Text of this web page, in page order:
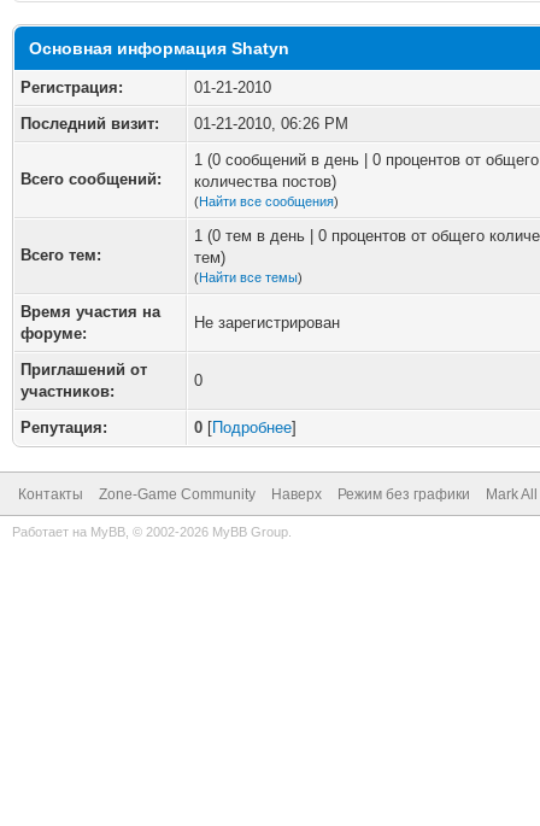
Основная информация Shatyn
Регистрация:
01-21-2010
Последний визит:
01-21-2010, 06:26 PM
Всего сообщений:
1 (0 сообщений в день | 0 процентов от общего
количества постов)
(Найти все сообщения)
Всего тем:
1 (0 тем в день | 0 процентов от общего
тем)
(Найти все темы)
Время участия на
форуме:
Не зарегистрирован
Приглашений от
участников:
0
Репутация: 0 [Подробнее]
Контакты Zone-Game Community Наверх Режим без графики Mark
Работает на MyBB , © 2002-2026 MyBB Group